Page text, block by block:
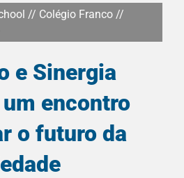
// Colégio Franco //
e Sinergia
encontro
o futuro da